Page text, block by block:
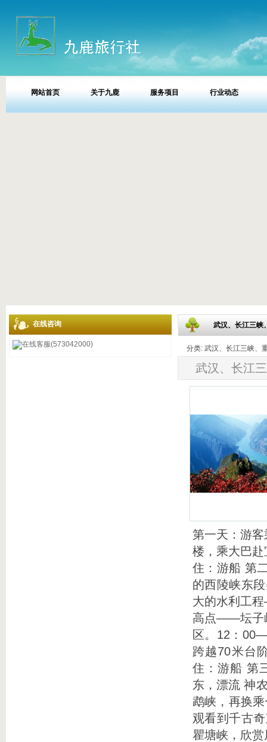
网站首页 关于九鹿 服务项目 行业动态
在线咨询
在线客服(573042000)
武汉、长江三峡
分类: 武汉、长江三峡、
武汉、长江
第一天：游
楼，乘大巴
住：游船 第
的西陵峡东
大的水利工
高点——坛子
区。12：
跨越70米台
住：游船 第
东，漂流 神
鹉峡，再换
观看到千古
瞿塘峡，欣